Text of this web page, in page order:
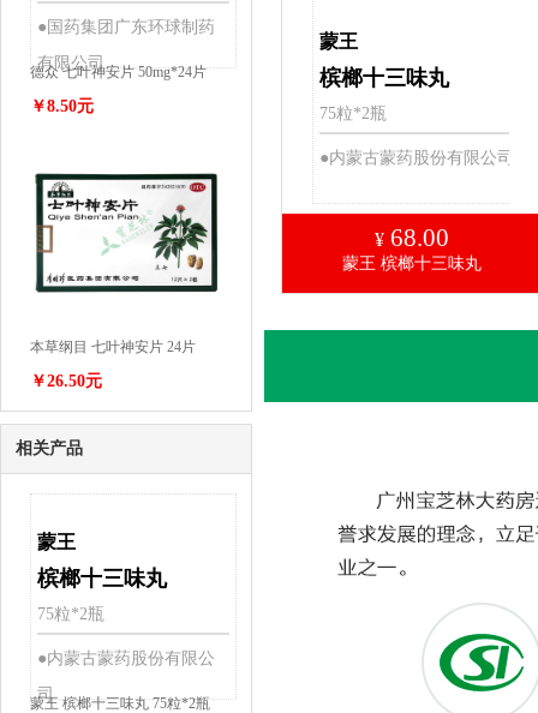
●国药集团广东环球制药
有限公司
德众 七叶神安片 50mg*24片
￥8.50元
本草纲目 七叶神安片 24片
￥26.50元
相关产品
蒙王
槟榔十三味丸
75粒*2瓶
●内蒙古蒙药股份有限公
司
蒙王 槟榔十三味丸 75粒*2瓶
蒙王
槟榔十三味丸
75粒*2瓶
●内蒙古蒙药股份有限公司
¥ 68.00
蒙王 槟榔十三味丸